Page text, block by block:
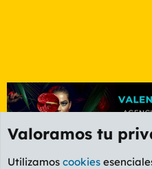
Valoramos tu
Utilizamos cookies